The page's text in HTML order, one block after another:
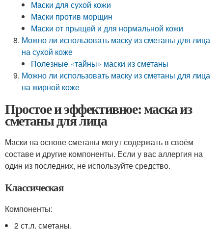
Маски для сухой кожи
Маски против морщин
Маски от прыщей и для нормальной кожи
Можно ли использовать маску из сметаны для лица
на сухой коже
Полезные «тайны» маски из сметаны
Можно ли использовать маску из сметаны для лица
на жирной коже
Простое и эффективное: маска из
сметаны для лица
Маски на основе сметаны могут содержать в своём
составе и другие компоненты. Если у вас аллергия на
один из последних, не используйте средство.
Классическая
Компоненты:
2 ст.л. сметаны.